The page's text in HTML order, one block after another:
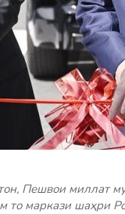
Пешвои миллат
то маркази шаҳри